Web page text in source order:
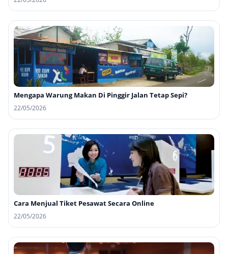
Mengapa Warung Makan Di Pinggir Jalan Tetap Sepi?
22/05/2026
Cara Menjual Tiket Pesawat Secara Online
22/05/2026